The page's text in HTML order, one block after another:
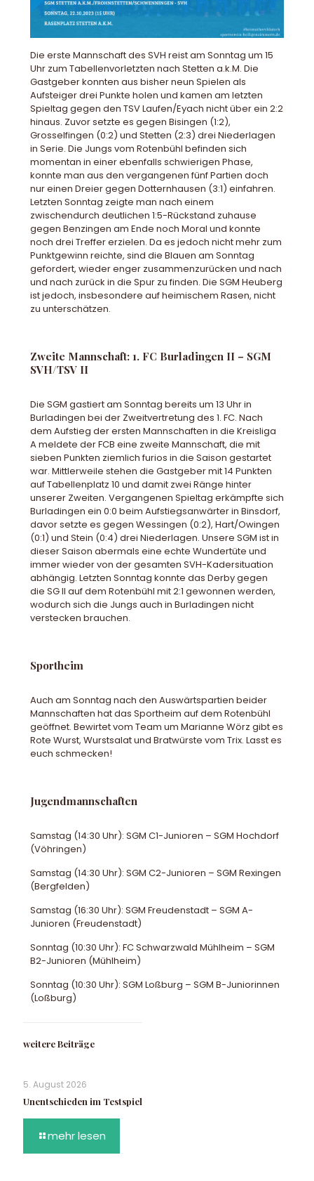
Die erste Mannschaft des SVH reist am Sonntag um 15
Uhr zum Tabellenvorletzten nach Stetten a.k.M. Die
Gastgeber konnten aus bisher neun Spielen als
Aufsteiger drei Punkte holen und kamen am letzten
Spieltag gegen den TSV Laufen/Eyach nicht über ein 2:2
hinaus. Zuvor setzte es gegen Bisingen (1:2),
Grosselfingen (0:2) und Stetten (2:3) drei Niederlagen
in Serie. Die Jungs vom Rotenbühl befinden sich
momentan in einer ebenfalls schwierigen Phase,
konnte man aus den vergangenen fünf Partien doch
nur einen Dreier gegen Dotternhausen (3:1) einfahren.
Letzten Sonntag zeigte man nach einem
zwischendurch deutlichen 1:5-Rückstand zuhause
gegen Benzingen am Ende noch Moral und konnte
noch drei Treffer erzielen. Da es jedoch nicht mehr zum
Punktgewinn reichte, sind die Blauen am Sonntag
gefordert, wieder enger zusammenzurücken und nach
und nach zurück in die Spur zu finden. Die SGM Heuberg
ist jedoch, insbesondere auf heimischem Rasen, nicht
zu unterschätzen.
Zweite Mannschaft: 1. FC Burladingen II – SGM
SVH/TSV II
Die SGM gastiert am Sonntag bereits um 13 Uhr in
Burladingen bei der Zweitvertretung des 1. FC. Nach
dem Aufstieg der ersten Mannschaften in die Kreisliga
A meldete der FCB eine zweite Mannschaft, die mit
sieben Punkten ziemlich furios in die Saison gestartet
war. Mittlerweile stehen die Gastgeber mit 14 Punkten
auf Tabellenplatz 10 und damit zwei Ränge hinter
unserer Zweiten. Vergangenen Spieltag erkämpfte sich
Burladingen ein 0:0 beim Aufstiegsanwärter in Binsdorf,
davor setzte es gegen Wessingen (0:2), Hart/Owingen
(0:1) und Stein (0:4) drei Niederlagen. Unsere SGM ist in
dieser Saison abermals eine echte Wundertüte und
immer wieder von der gesamten SVH-Kadersituation
abhängig. Letzten Sonntag konnte das Derby gegen
die SG II auf dem Rotenbühl mit 2:1 gewonnen werden,
wodurch sich die Jungs auch in Burladingen nicht
verstecken brauchen.
Sportheim
Auch am Sonntag nach den Auswärtspartien beider
Mannschaften hat das Sportheim auf dem Rotenbühl
geöffnet. Bewirtet vom Team um Marianne Wörz gibt es
Rote Wurst, Wurstsalat und Bratwürste vom Trix. Lasst es
euch schmecken!
Jugendmannschaften
Samstag (14:30 Uhr): SGM C1-Junioren – SGM Hochdorf
(Vöhringen)
Samstag (14:30 Uhr): SGM C2-Junioren – SGM Rexingen
(Bergfelden)
Samstag (16:30 Uhr): SGM Freudenstadt – SGM A-
Junioren (Freudenstadt)
Sonntag (10:30 Uhr): FC Schwarzwald Mühlheim – SGM
B2-Junioren (Mühlheim)
Sonntag (10:30 Uhr): SGM Loßburg – SGM B-Juniorinnen
(Loßburg)
weitere Beiträge
5. August 2026
Unentschieden im Testspiel
mehr lesen